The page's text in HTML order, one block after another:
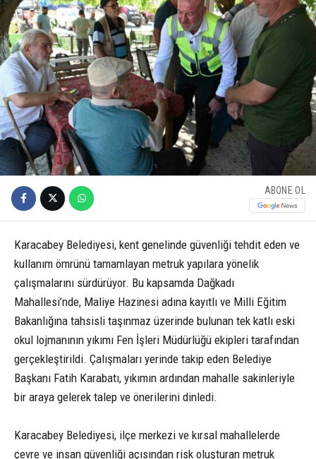
ABONE OL
Karacabey Belediyesi, kent genelinde güvenliği tehdit eden ve
kullanım ömrünü tamamlayan metruk yapılara yönelik
çalışmalarını sürdürüyor. Bu kapsamda Dağkadı
Mahallesi’nde, Maliye Hazinesi adına kayıtlı ve Milli Eğitim
Bakanlığına tahsisli taşınmaz üzerinde bulunan tek katlı eski
okul lojmanının yıkımı Fen İşleri Müdürlüğü ekipleri tarafından
gerçekleştirildi. Çalışmaları yerinde takip eden Belediye
Başkanı Fatih Karabatı, yıkımın ardından mahalle sakinleriyle
bir araya gelerek talep ve önerilerini dinledi.
Karacabey Belediyesi, ilçe merkezi ve kırsal mahallelerde
çevre ve insan güvenliği açısından risk oluşturan metruk